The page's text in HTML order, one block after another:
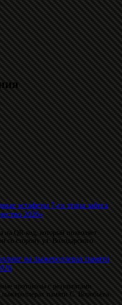
эстафеты 7-го этапа забега
2026»
на QR-код, который позволяет
со сторону ул. Володарского.
на лыжероллерах памяти
протоколы с результатами
памяти С. Воробьёва.